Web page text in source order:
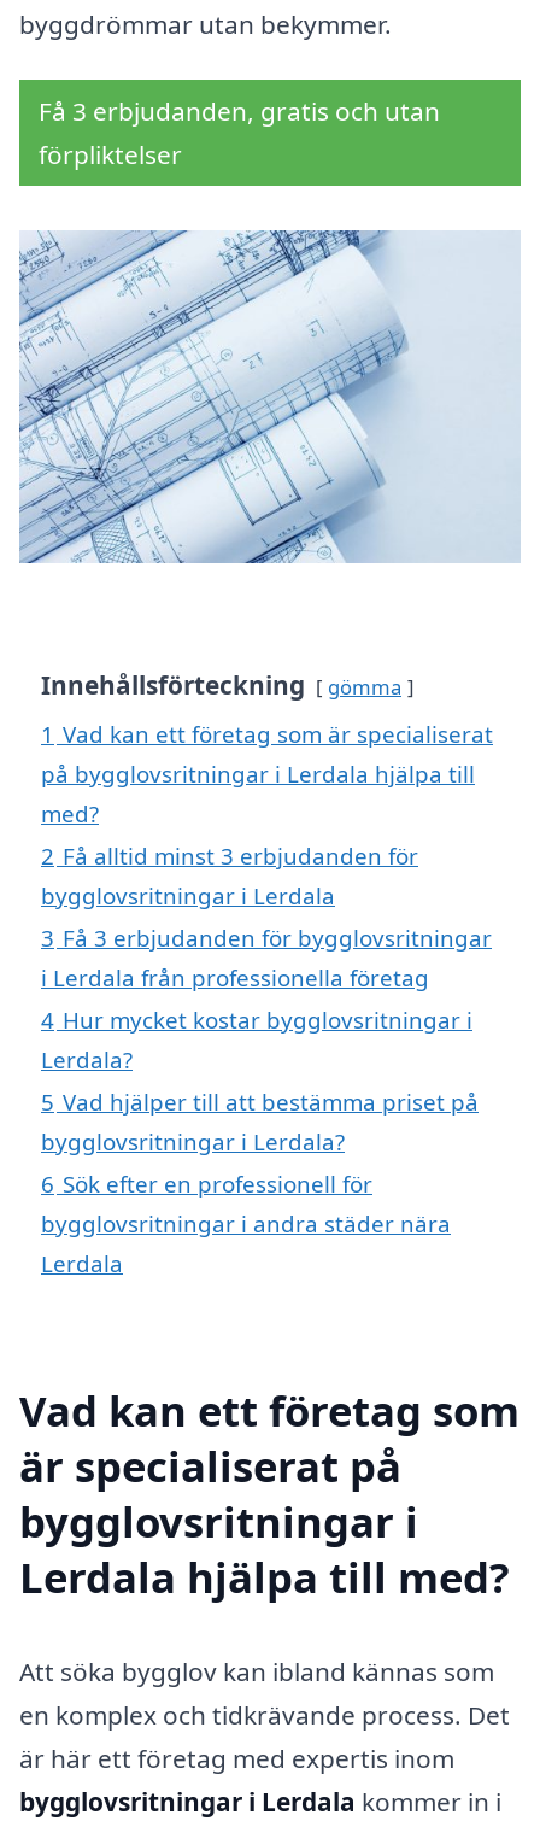
byggdrömmar utan bekymmer.
Få 3 erbjudanden, gratis och utan
förpliktelser
Innehållsförteckning gömma
1 Vad kan ett företag som är specialiserat
på bygglovsritningar i Lerdala hjälpa till
med?
2 Få alltid minst 3 erbjudanden för
bygglovsritningar i Lerdala
3 Få 3 erbjudanden för bygglovsritningar
i Lerdala från professionella företag
4 Hur mycket kostar bygglovsritningar i
Lerdala?
5 Vad hjälper till att bestämma priset på
bygglovsritningar i Lerdala?
6 Sök efter en professionell för
bygglovsritningar i andra städer nära
Lerdala
Vad kan ett företag som
är specialiserat på
bygglovsritningar i
Lerdala hjälpa till med?
Att söka bygglov kan ibland kännas som
en komplex och tidkrävande process. Det
är här ett företag med expertis inom
bygglovsritningar i Lerdala kommer in i